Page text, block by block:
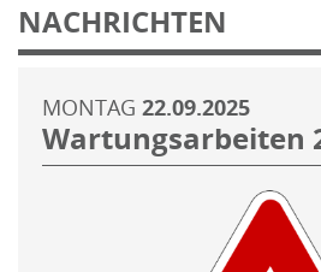
NACHRICHTEN
MONTAG 22.09.2025
Wartungsarbeiten